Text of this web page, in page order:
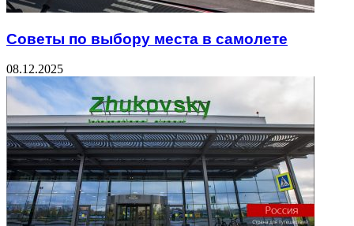
Советы по выбору места в самолете
08.12.2025